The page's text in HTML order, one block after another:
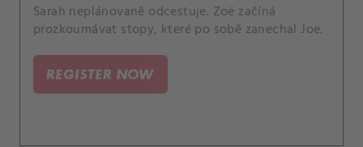
Sarah neplánovaně odcestuje. Zoë začíná
prozkoumávat stopy, které po sobě zanechal Joe.
REGISTER NOW